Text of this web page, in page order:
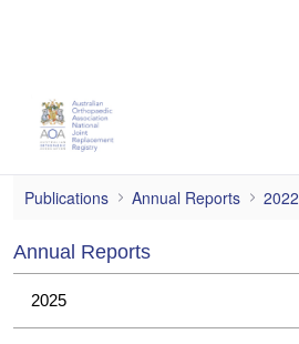
Prostheses Investigations
Publications Annual Reports 2022
Annual Reports
2025